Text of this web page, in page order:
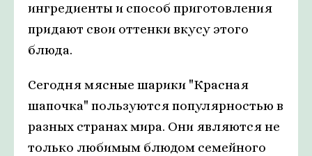
ингредиенты и способ приготовления
придают свои оттенки вкусу этого
блюда.
Сегодня мясные шарики "Красная
шапочка" пользуются популярностью в
разных странах мира. Они являются не
только любимым блюдом семейного